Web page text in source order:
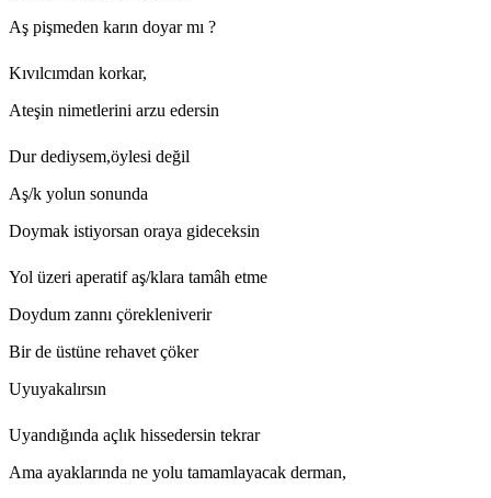
Aş pişmeden karın doyar mı ?
Kıvılcımdan korkar,
Ateşin nimetlerini arzu edersin
Dur dediysem,öylesi değil
Aş/k yolun sonunda
Doymak istiyorsan oraya gideceksin
Yol üzeri aperatif aş/klara tamâh etme
Doydum zannı çörekleniverir
Bir de üstüne rehavet çöker
Uyuyakalırsın
Uyandığında açlık hissedersin tekrar
Ama ayaklarında ne yolu tamamlayacak derman,